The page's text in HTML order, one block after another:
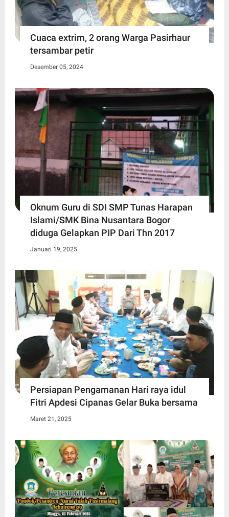
Cuaca extrim, 2 orang Warga Pasirhaur
tersambar petir
Desember 05, 2024
Oknum Guru di SDI SMP Tunas Harapan
Islami/SMK Bina Nusantara Bogor
diduga Gelapkan PIP Dari Thn 2017
Januari 19, 2025
Persiapan Pengamanan Hari raya idul
Fitri Apdesi Cipanas Gelar Buka bersama
Maret 21, 2025